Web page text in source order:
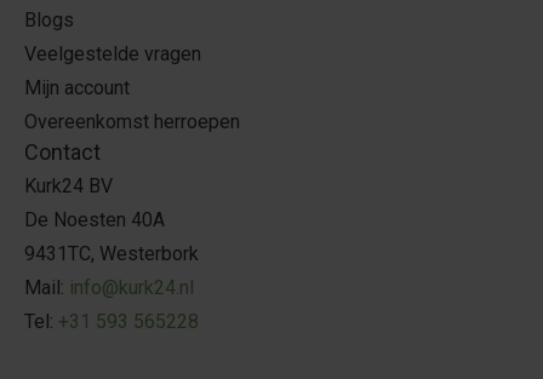
Blogs
Veelgestelde vragen
Mijn account
Overeenkomst herroepen
Contact
Kurk24 BV
De Noesten 40A
9431TC, Westerbork
Mail: info@kurk24.nl
Tel: +31 593 565228